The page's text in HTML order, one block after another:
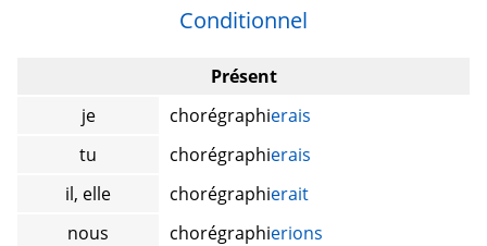
Conditionnel
Présent
je
chorégraphierais
tu
chorégraphierais
il, elle
chorégraphierait
nous
chorégraphierions